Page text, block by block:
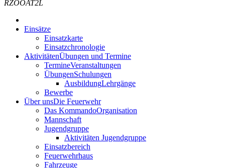
RZOOAT2L
Einsätze
Einsatzkarte
Einsatzchronologie
AktivitätenÜbungen und Termine
TermineVeranstaltungen
ÜbungenSchulungen
AusbildungLehrgänge
Bewerbe
Über unsDie Feuerwehr
Das KommandoOrganisation
Mannschaft
Jugendgruppe
Aktivitäten Jugendgruppe
Einsatzbereich
Feuerwehrhaus
Fahrzeuge